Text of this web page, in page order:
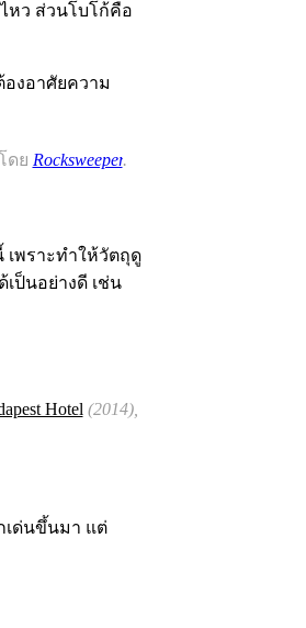
หว ส่วนโบโก้คือ
งอาศัยความ
ดย Rocksweeper.
เพราะทำให้วัตถุดู
ป็นอย่างดี เช่น
Hotel (2014),
เด่นขึ้นมา แต่